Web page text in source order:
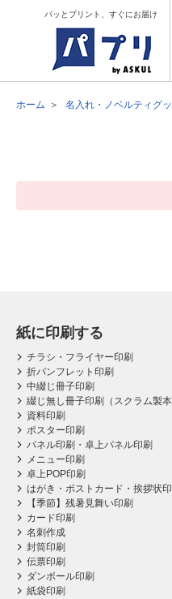
パッとプリント、すぐにお届け
ホーム 名入れ・ノベルティグ
紙に印刷する
チラシ・フライヤー印刷
折パンフレット印刷
中綴じ冊子印刷
綴じ無し冊子印刷（スクラム製本
資料印刷
ポスター印刷
パネル印刷・卓上パネル印刷
メニュー印刷
卓上POP印刷
はがき・ポストカード・挨拶状
【季節】残暑見舞い印刷
カード印刷
名刺作成
封筒印刷
伝票印刷
ダンボール印刷
紙袋印刷